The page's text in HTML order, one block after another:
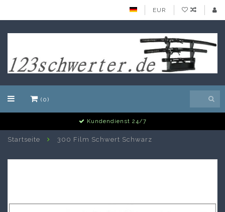
EUR
(0)
Kundendienst 24/7
Startseite 300 Film Schwert Schwarz